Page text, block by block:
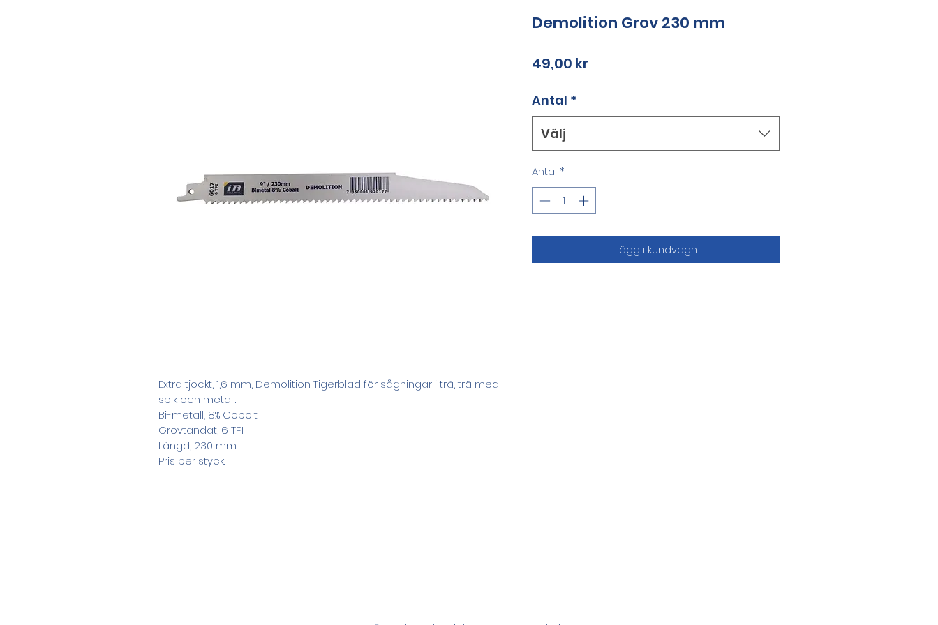
Extra tjockt, 1,6 mm, Demolition Tigerblad för sågningar i trä, trä med
spik och metall.
Bi-metall, 8% Cobolt
Grovtandat, 6 TPI
Längd, 230 mm
Pris per styck.
Demolition Grov 230 mm
49,00 krPris
Antal *
Välj
Antal *
Lägg i kundvagn